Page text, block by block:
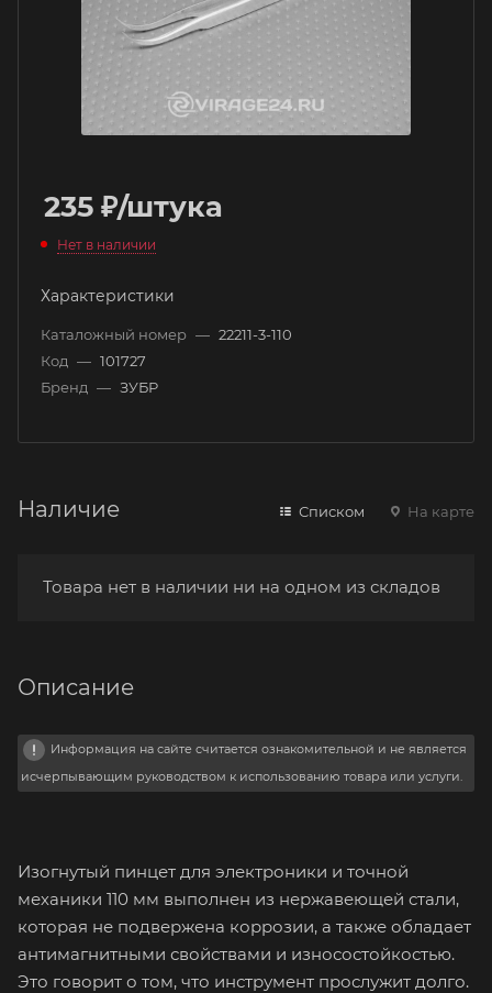
235 ₽/штука
Нет в наличии
Характеристики
Каталожный номер — 22211-3-110
Код — 101727
Бренд — ЗУБР
Наличие Списком На карте
Товара нет в наличии ни на одном из складов
Описание
Информация на сайте считается ознакомительной и не является
исчерпывающим руководством к использованию товара или услуги.
Изогнутый пинцет для электроники и точной
механики 110 мм выполнен из нержавеющей стали,
которая не подвержена коррозии, а также обладает
антимагнитными свойствами и износостойкостью.
Это говорит о том, что инструмент прослужит долго.